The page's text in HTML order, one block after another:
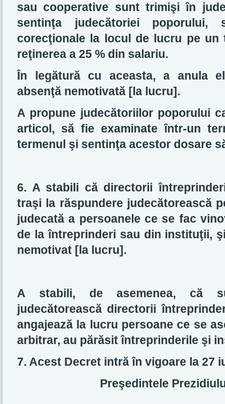
sau cooperative sunt trimişi în
sentinţa judecătoriei
corecţionale la locul de lucru pe
reţinerea a 25 % din salariu.
În legătură cu aceasta, a anula
absenţă nemotivată [la lucru].
A propune judecătoriilor poporului
articol, să fie examinate într-un
termenul şi sentinţa acestor dosare
6. A stabili că directorii
traşi la răspundere judecătorească
judecată a persoanele ce se fac
de la întreprinderi sau din instituţii,
nemotivat [la lucru].
A stabili, de asemenea, că
judecătorească directorii
angajează la lucru persoane ce se
arbitrar, au părăsit întreprinderile şi
7. Acest Decret intră în vigoare la 27
Preşedintele